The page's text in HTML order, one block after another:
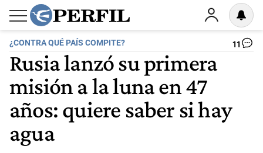
¿CONTRA QUÉ PAÍS COMPITE? 11
Rusia lanzó su primera
misión a la luna en 47
años: quiere saber si hay
agua